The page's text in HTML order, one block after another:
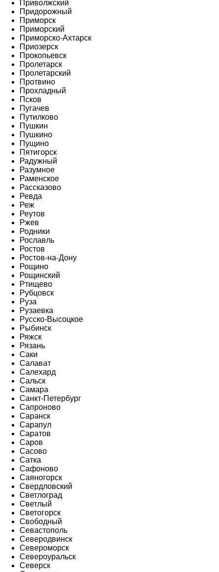
Приволжский
Придорожный
Приморск
Приморский
Приморско-Ахтарск
Приозерск
Прокопьевск
Пролетарск
Пролетарский
Протвино
Прохладный
Псков
Пугачев
Путилково
Пушкин
Пушкино
Пущино
Пятигорск
Радужный
Разумное
Раменское
Рассказово
Ревда
Реж
Реутов
Ржев
Родники
Рославль
Ростов
Ростов-на-Дону
Рощино
Рощинский
Ртищево
Рубцовск
Руза
Рузаевка
Русско-Высоцкое
Рыбинск
Ряжск
Рязань
Саки
Салават
Салехард
Сальск
Самара
Санкт-Петербург
Сапроново
Саранск
Сарапул
Саратов
Саров
Сасово
Сатка
Сафоново
Саяногорск
Свердловский
Светлоград
Светлый
Светогорск
Свободный
Севастополь
Северодвинск
Североморск
Североуральск
Северск